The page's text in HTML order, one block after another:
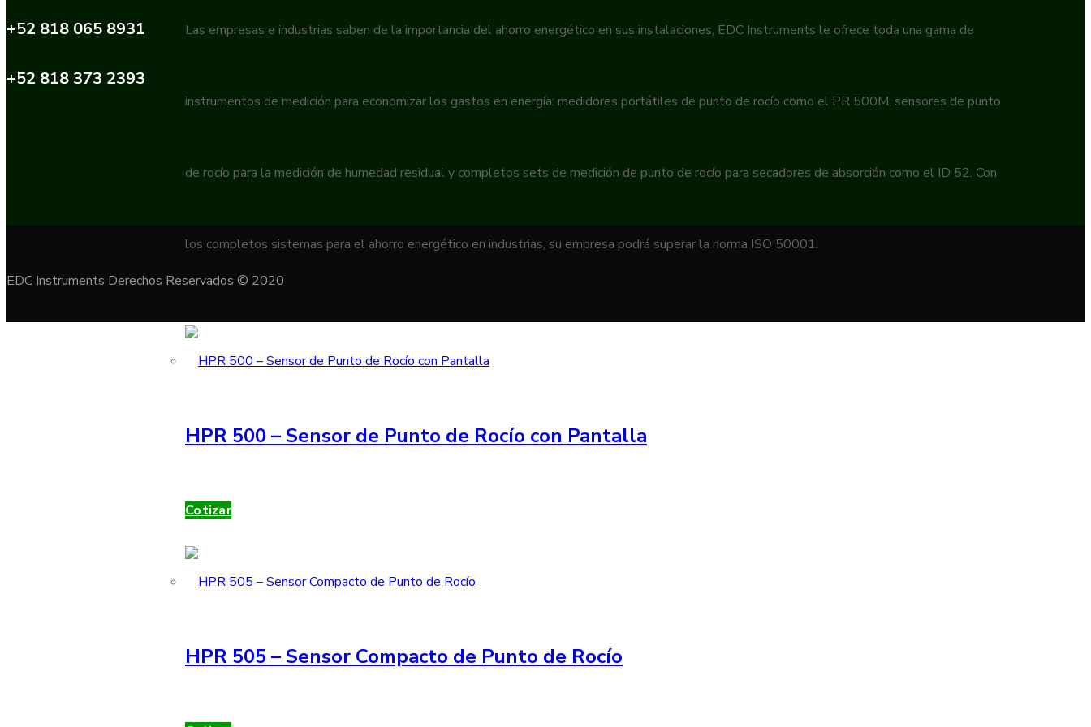
Las empresas e industrias saben de la importancia del ahorro energético en sus instalaciones, EDC Instruments le ofrece toda una gama de
instrumentos de medición para economizar los gastos en energía: medidores portátiles de punto de rocío como el PR 500M, sensores de punto
de rocío para la medición de humedad residual y completos sets de medición de punto de rocío para secadores de absorción como el ID 52. Con
los completos sistemas para el ahorro energético en industrias, su empresa podrá superar la norma ISO 50001.
HPR 500 – Sensor de Punto de Rocío con Pantalla
Cotizar
HPR 505 – Sensor Compacto de Punto de Rocío
+52 818 065 8931
+52 818 373 2393
EDC Instruments Derechos Reservados © 2020